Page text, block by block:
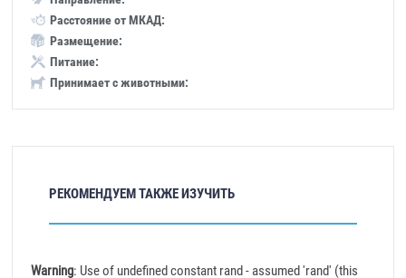
Расстояние от МКАД:
Размещение:
Питание:
Принимает с животными:
РЕКОМЕНДУЕМ ТАКЖЕ ИЗУЧИТЬ
Warning: Use of undefined constant rand - assumed 'rand' (this